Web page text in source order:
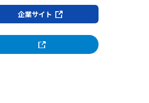
企業サイト